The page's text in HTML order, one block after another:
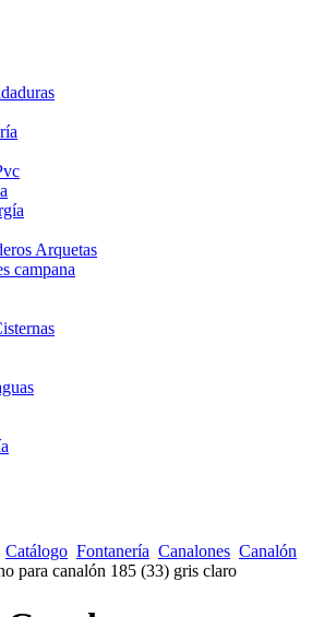
Arquetas
campana
Catálogo Fontanería Canalones Canalón
para canalón 185 (33) gris claro